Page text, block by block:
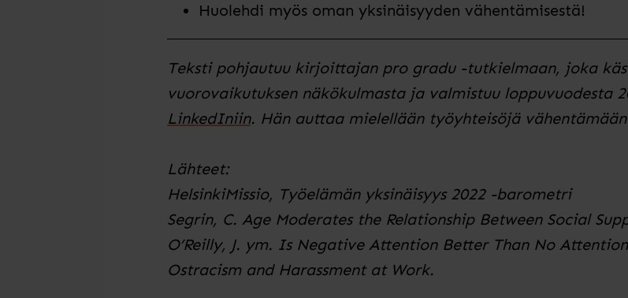
Huolehdi myös oman yksinäisyyden vähentämisestä!
Teksti pohjautuu kirjoittajan pro gradu -tutkielmaan, joka
vuorovaikutuksen näkökulmasta ja valmistuu loppuvuodesta
LinkedIniin. Hän auttaa mielellään työyhteisöjä
Lähteet:
HelsinkiMissio, Työelämän yksinäisyys 2022 -barometri
Segrin, C. Age Moderates the Relationship Between Social
O’Reilly, J. ym. Is Negative Attention Better Than No
Ostracism and Harassment at Work.